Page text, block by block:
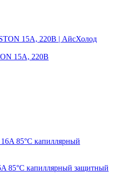
15A, 220В
85°C капиллярный защитный